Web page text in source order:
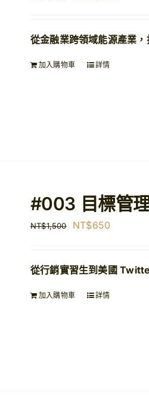
格：
NT$1,500。
格：
從金融業跨領域能源產業
加入購物車 詳情
#003 目標管
NT$1,500
原
格：
NT$1,500。
NT$650
格：
從行銷實習生到美國
加入購物車 詳情